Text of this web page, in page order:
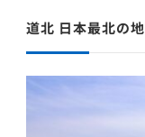
道北 日本最北の地